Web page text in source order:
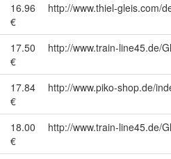
16.96
€
http://www.thiel-gleis.com/
17.50
€
http://www.train-line45.de/
17.84
€
http://www.piko-shop.de/
18.00
€
http://www.train-line45.de/